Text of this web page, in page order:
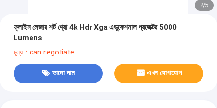
2/5
ফ্লাইন লেজার শর্ট থ্রো 4k Hdr Xga এডুকেশনাল প্রজেক্টর 5000
Lumens
মূল্য：can negotiate
ভালো দাম এখন যোগাযোগ